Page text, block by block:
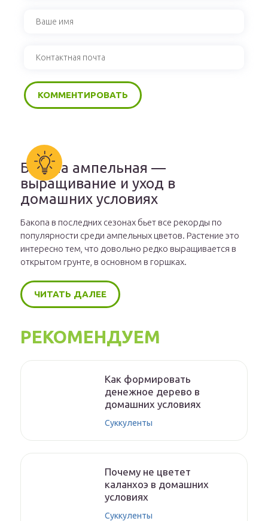
Бакопа ампельная —
выращивание и уход в
домашних условиях
Бакопа в последних сезонах бьет все рекорды по
популярности среди ампельных цветов. Растение это
интересно тем, что довольно редко выращивается в
открытом грунте, в основном в горшках.
ЧИТАТЬ ДАЛЕЕ
РЕКОМЕНДУЕМ
Как формировать
денежное дерево в
домашних условиях
Суккуленты
Почему не цветет
каланхоэ в домашних
условиях
Суккуленты